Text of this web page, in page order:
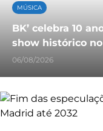
MÚSICA
BK’ celebra 10
show histórico
06/08/2026